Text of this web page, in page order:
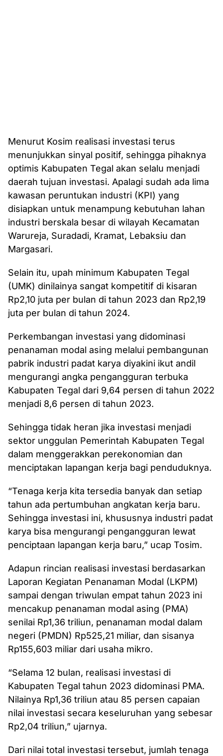
Menurut Kosim realisasi investasi terus
menunjukkan sinyal positif, sehingga pihaknya
optimis Kabupaten Tegal akan selalu menjadi
daerah tujuan investasi. Apalagi sudah ada lima
kawasan peruntukan industri (KPI) yang
disiapkan untuk menampung kebutuhan lahan
industri berskala besar di wilayah Kecamatan
Warureja, Suradadi, Kramat, Lebaksiu dan
Margasari.
Selain itu, upah minimum Kabupaten Tegal
(UMK) dinilainya sangat kompetitif di kisaran
Rp2,10 juta per bulan di tahun 2023 dan Rp2,19
juta per bulan di tahun 2024.
Perkembangan investasi yang didominasi
penanaman modal asing melalui pembangunan
pabrik industri padat karya diyakini ikut andil
mengurangi angka pengangguran terbuka
Kabupaten Tegal dari 9,64 persen di tahun 2022
menjadi 8,6 persen di tahun 2023.
Sehingga tidak heran jika investasi menjadi
sektor unggulan Pemerintah Kabupaten Tegal
dalam menggerakkan perekonomian dan
menciptakan lapangan kerja bagi penduduknya.
“Tenaga kerja kita tersedia banyak dan setiap
tahun ada pertumbuhan angkatan kerja baru.
Sehingga investasi ini, khususnya industri padat
karya bisa mengurangi pengangguran lewat
penciptaan lapangan kerja baru,” ucap Tosim.
Adapun rincian realisasi investasi berdasarkan
Laporan Kegiatan Penanaman Modal (LKPM)
sampai dengan triwulan empat tahun 2023 ini
mencakup penanaman modal asing (PMA)
senilai Rp1,36 triliun, penanaman modal dalam
negeri (PMDN) Rp525,21 miliar, dan sisanya
Rp155,603 miliar dari usaha mikro.
“Selama 12 bulan, realisasi investasi di
Kabupaten Tegal tahun 2023 didominasi PMA.
Nilainya Rp1,36 triliun atau 85 persen capaian
nilai investasi secara keseluruhan yang sebesar
Rp2,04 triliun,” ujarnya.
Dari nilai total investasi tersebut, jumlah tenaga